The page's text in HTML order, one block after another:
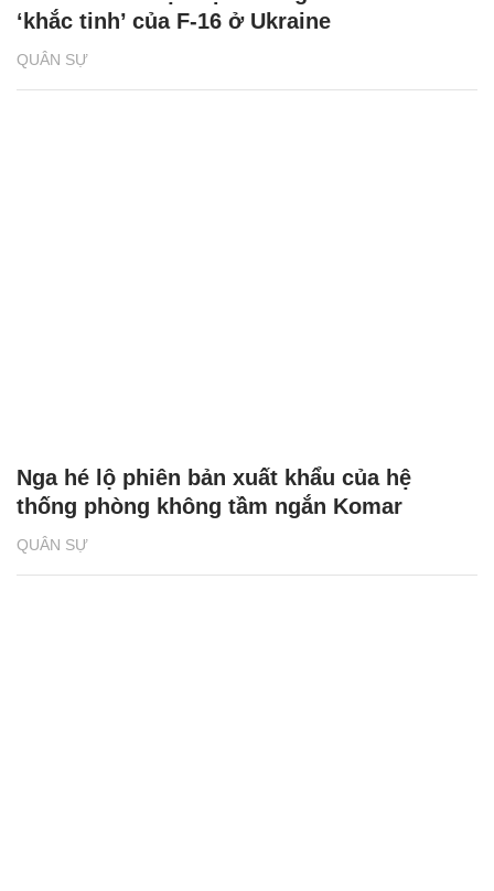
QUÂN SỰ
‘khắc tinh’ của F-16 ở Ukraine
QUÂN SỰ
Nga hé lộ phiên bản xuất khẩu của hệ
thống phòng không tầm ngắn Komar